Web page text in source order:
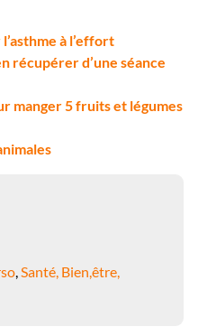
à l’effort
récupérer d’une séance
manger 5 fruits et légumes
Santé, Bien,être,